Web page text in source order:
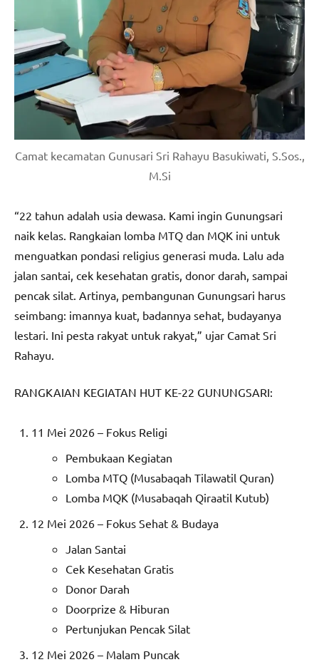
Camat kecamatan Gunusari Sri Rahayu Basukiwati, S.Sos.,
M.Si
“22 tahun adalah usia dewasa. Kami ingin Gunungsari
naik kelas. Rangkaian lomba MTQ dan MQK ini untuk
menguatkan pondasi religius generasi muda. Lalu ada
jalan santai, cek kesehatan gratis, donor darah, sampai
pencak silat. Artinya, pembangunan Gunungsari harus
seimbang: imannya kuat, badannya sehat, budayanya
lestari. Ini pesta rakyat untuk rakyat,” ujar Camat Sri
Rahayu.
RANGKAIAN KEGIATAN HUT KE-22 GUNUNGSARI:
11 Mei 2026 – Fokus Religi
Pembukaan Kegiatan
Lomba MTQ (Musabaqah Tilawatil Quran)
Lomba MQK (Musabaqah Qiraatil Kutub)
12 Mei 2026 – Fokus Sehat & Budaya
Jalan Santai
Cek Kesehatan Gratis
Donor Darah
Doorprize & Hiburan
Pertunjukan Pencak Silat
12 Mei 2026 – Malam Puncak